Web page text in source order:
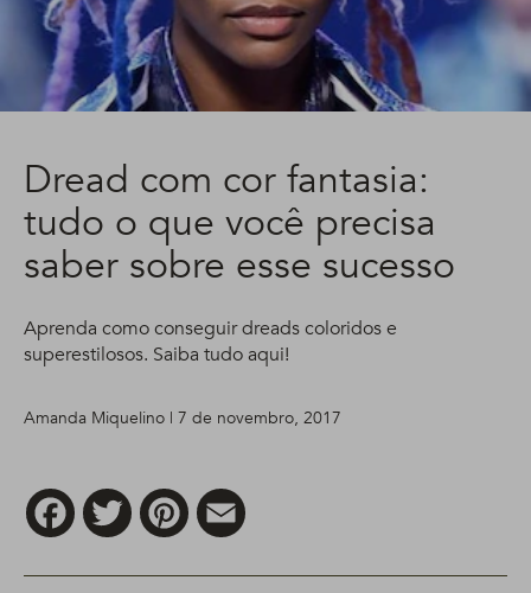
Dread com cor fantasia:
tudo o que você precisa
saber sobre esse sucesso
Aprenda como conseguir dreads coloridos e
superestilosos. Saiba tudo aqui!
Amanda Miquelino | 7 de novembro, 2017
FacebookTwitter Pinterest